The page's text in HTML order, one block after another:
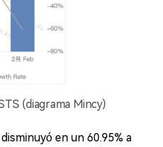
(diagrama Mincy)
en un 60.95% a